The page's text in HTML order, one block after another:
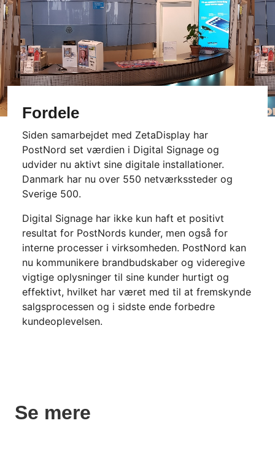
Fordele
Siden samarbejdet med ZetaDisplay har
PostNord set værdien i Digital Signage og
udvider nu aktivt sine digitale installationer.
Danmark har nu over 550 netværkssteder og
Sverige 500.
Digital Signage har ikke kun haft et positivt
resultat for PostNords kunder, men også for
interne processer i virksomheden. PostNord kan
nu kommunikere brandbudskaber og videregive
vigtige oplysninger til sine kunder hurtigt og
effektivt, hvilket har været med til at fremskynde
salgsprocessen og i sidste ende forbedre
kundeoplevelsen.
Se mere